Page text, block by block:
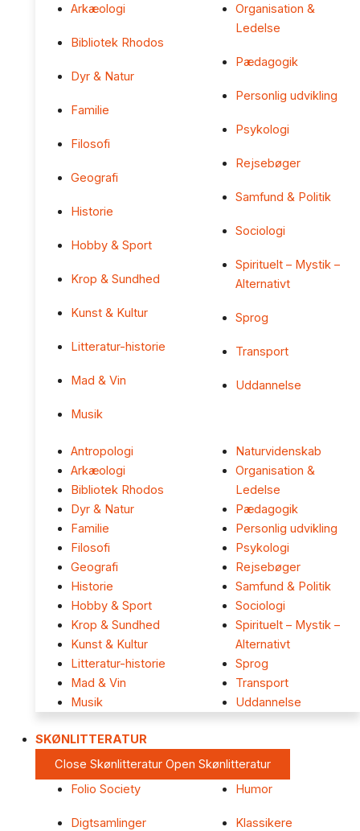
Arkæologi
Bibliotek Rhodos
Dyr & Natur
Familie
Filosofi
Geografi
Historie
Hobby & Sport
Krop & Sundhed
Kunst & Kultur
Litteratur-historie
Mad & Vin
Musik
Organisation &
Ledelse
Pædagogik
Personlig udvikling
Psykologi
Rejsebøger
Samfund & Politik
Sociologi
Spirituelt – Mystik –
Alternativt
Sprog
Transport
Uddannelse
Antropologi
Arkæologi
Bibliotek Rhodos
Dyr & Natur
Familie
Filosofi
Geografi
Historie
Hobby & Sport
Krop & Sundhed
Kunst & Kultur
Litteratur-historie
Mad & Vin
Musik
Naturvidenskab
Organisation &
Ledelse
Pædagogik
Personlig udvikling
Psykologi
Rejsebøger
Samfund & Politik
Sociologi
Spirituelt – Mystik –
Alternativt
Sprog
Transport
Uddannelse
SKØNLITTERATUR
Close Skønlitteratur Open Skønlitteratur
Folio Society
Digtsamlinger
Humor
Klassikere